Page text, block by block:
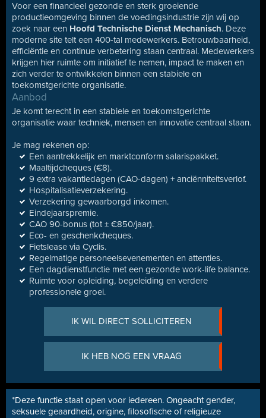
Voor een financieel gezonde en sterk groeiende
productieomgeving binnen de voedingsindustrie zijn wij op
zoek naar een Hoofd Technische Dienst Mechanisch. Deze
moderne site telt een 400-tal medewerkers. Betrouwbaarheid,
efficiëntie en continue verbetering staan centraal. Medewerkers
krijgen hier ruimte om initiatief te nemen, impact te maken en
zich verder te ontwikkelen binnen een stabiele en
toekomstgerichte organisatie.
Aanbod
Je komt terecht in een stabiele en toekomstgerichte
organisatie waar techniek, mensen en innovatie centraal staan.
Je mag rekenen op:
Een aantrekkelijk en marktconform salarispakket.
Maaltijdcheques (€8).
9 extra vakantiedagen (CAO-dagen) + anciënniteitsverlof.
Hospitalisatieverzekering.
Verzekering gewaarborgd inkomen.
Eindejaarspremie.
CAO 90-bonus (tot ± €850/jaar).
Eco- en geschenkcheques.
Fietslease via Cyclis.
Regelmatige personeelsevenementen en attenties.
Een dagdienstfunctie met een gezonde work-life balance.
Ruimte voor opleiding, begeleiding en verdere
professionele groei.
IK WIL DIRECT SOLLICITEREN
IK HEB NOG EEN VRAAG
*Deze functie staat open voor iedereen. Ongeacht gender,
seksuele geaardheid, origine, filosofische of religieuze